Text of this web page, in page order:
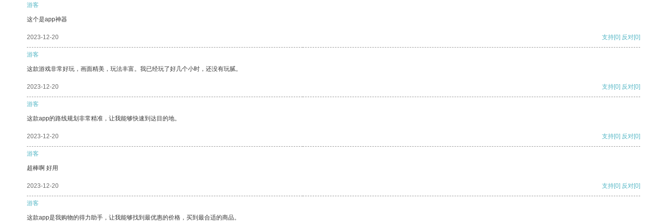
游客
这个是app神器
2023-12-20 支持[0] 反对[0]
游客
这款游戏非常好玩，画面精美，玩法丰富。我已经玩了好几个小时，还没有玩腻。
2023-12-20 支持[0] 反对[0]
游客
这款app的路线规划非常精准，让我能够快速到达目的地。
2023-12-20 支持[0] 反对[0]
游客
超棒啊 好用
2023-12-20 支持[0] 反对[0]
游客
这款app是我购物的得力助手，让我能够找到最优惠的价格，买到最合适的商品。